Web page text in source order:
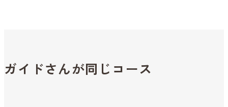
ガイドさんが同じコース